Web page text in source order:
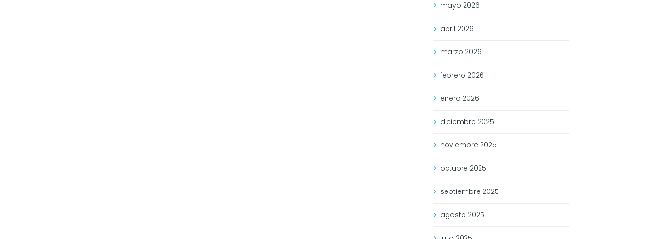
mayo 2026
abril 2026
marzo 2026
febrero 2026
enero 2026
diciembre 2025
noviembre 2025
octubre 2025
septiembre 2025
agosto 2025